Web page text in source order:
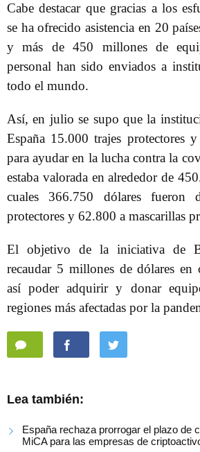
Cabe destacar que gracias a los
se ha ofrecido asistencia en 20
y más de 450 millones de
personal han sido enviados a
todo el mundo.
Así, en julio se supo que la
España 15.000 trajes protectores
para ayudar en la lucha contra la
estaba valorada en alrededor de
cuales 366.750 dólares fueron
protectores y 62.800 a mascarillas
El objetivo de la iniciativa de
recaudar 5 millones de dólares en
así poder adquirir y donar
regiones más afectadas por la
Lea también:
España rechaza prorrogar el plazo de
MiCA para las empresas de